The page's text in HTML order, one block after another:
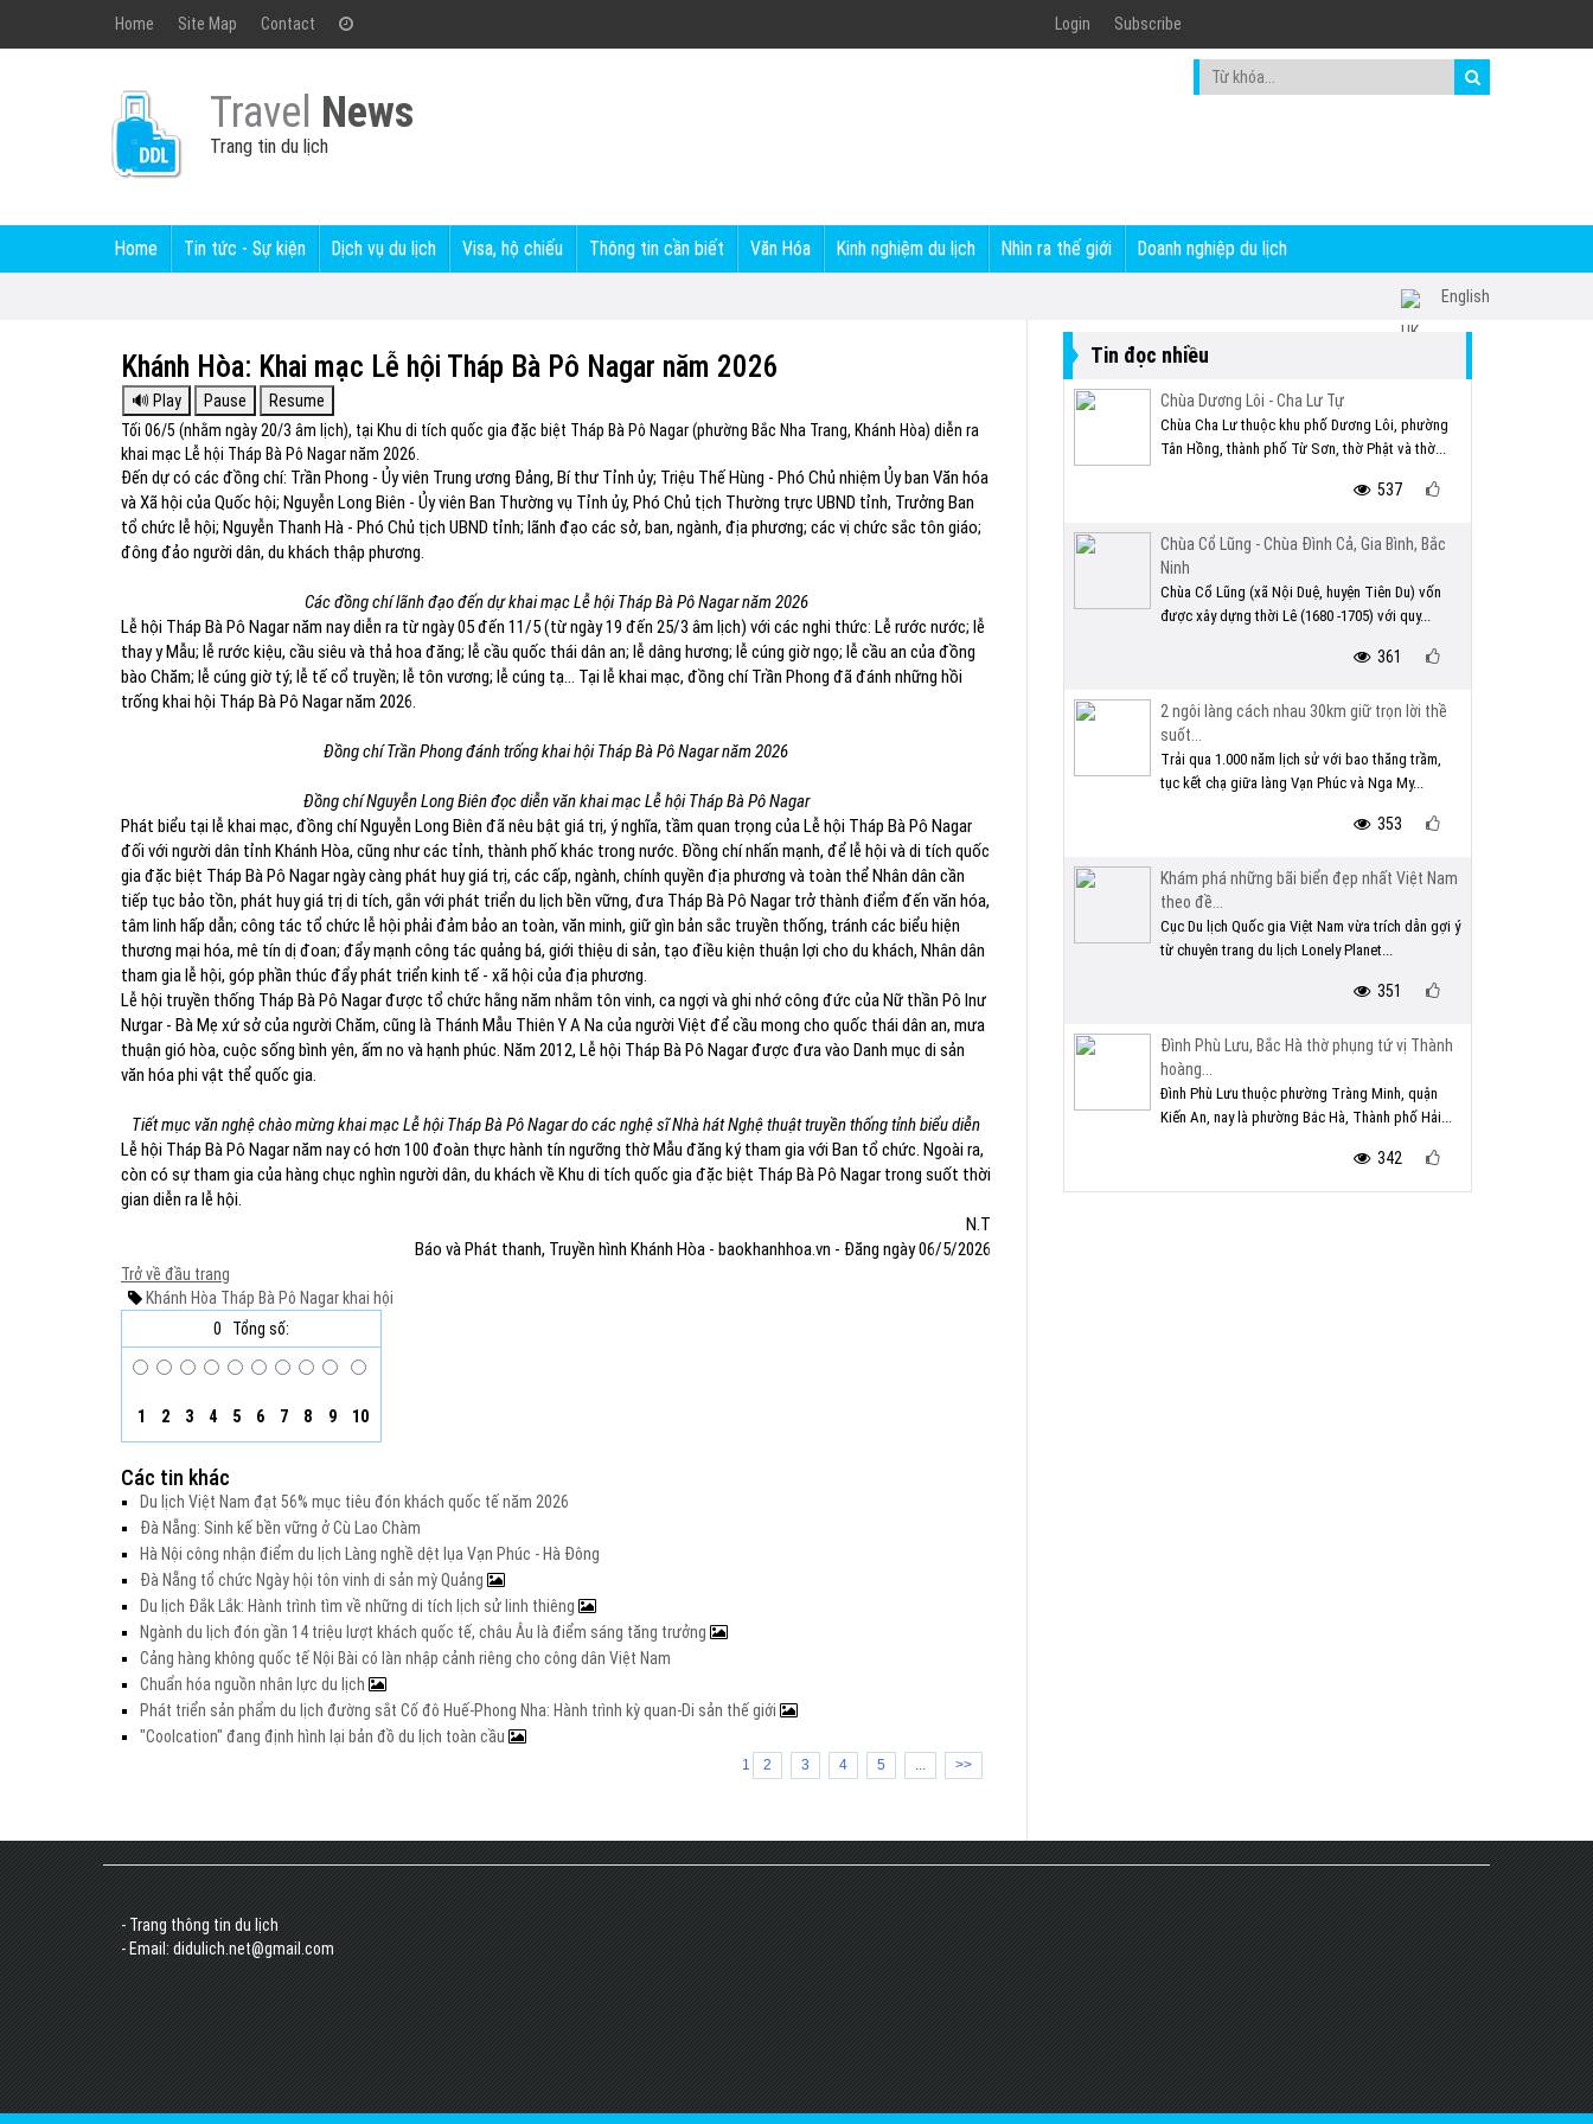
Home Site Map Contact Login Subscribe
Travel News
Trang tin du lịch
Home Tin tức - Sự kiện Dịch vụ du lịch Visa, hộ chiếu Thông tin cần biết Văn Hóa Kinh nghiệm du lịch Nhìn ra thế giới Doanh nghiệp du lịch
English
Khánh Hòa: Khai mạc Lễ hội Tháp Bà Pô Nagar năm 2026
Tối 06/5 (nhằm ngày 20/3 âm lịch), tại Khu di tích quốc gia đặc biệt Tháp Bà Pô Nagar (phường Bắc Nha Trang, Khánh Hòa) diễn ra
khai mạc Lễ hội Tháp Bà Pô Nagar năm 2026.
Đến dự có các đồng chí: Trần Phong - Ủy viên Trung ương Đảng, Bí thư Tỉnh ủy; Triệu Thế Hùng - Phó Chủ nhiệm Ủy ban Văn hóa
và Xã hội của Quốc hội; Nguyễn Long Biên - Ủy viên Ban Thường vụ Tỉnh ủy, Phó Chủ tịch Thường trực UBND tỉnh, Trưởng Ban
tổ chức lễ hội; Nguyễn Thanh Hà - Phó Chủ tịch UBND tỉnh; lãnh đạo các sở, ban, ngành, địa phương; các vị chức sắc tôn giáo;
đông đảo người dân, du khách thập phương.
Các đồng chí lãnh đạo đến dự khai mạc Lễ hội Tháp Bà Pô Nagar năm 2026
Lễ hội Tháp Bà Pô Nagar năm nay diễn ra từ ngày 05 đến 11/5 (từ ngày 19 đến 25/3 âm lịch) với các nghi thức: Lễ rước nước; lễ
thay y Mẫu; lễ rước kiệu, cầu siêu và thả hoa đăng; lễ cầu quốc thái dân an; lễ dâng hương; lễ cúng giờ ngọ; lễ cầu an của đồng
bào Chăm; lễ cúng giờ tý; lễ tế cổ truyền; lễ tôn vương; lễ cúng tạ... Tại lễ khai mạc, đồng chí Trần Phong đã đánh những hồi
trống khai hội Tháp Bà Pô Nagar năm 2026.
Đồng chí Trần Phong đánh trống khai hội Tháp Bà Pô Nagar năm 2026
Đồng chí Nguyễn Long Biên đọc diễn văn khai mạc Lễ hội Tháp Bà Pô Nagar
Phát biểu tại lễ khai mạc, đồng chí Nguyễn Long Biên đã nêu bật giá trị, ý nghĩa, tầm quan trọng của Lễ hội Tháp Bà Pô Nagar
đối với người dân tỉnh Khánh Hòa, cũng như các tỉnh, thành phố khác trong nước. Đồng chí nhấn mạnh, để lễ hội và di tích quốc
gia đặc biệt Tháp Bà Pô Nagar ngày càng phát huy giá trị, các cấp, ngành, chính quyền địa phương và toàn thể Nhân dân cần
tiếp tục bảo tồn, phát huy giá trị di tích, gắn với phát triển du lịch bền vững, đưa Tháp Bà Pô Nagar trở thành điểm đến văn hóa,
tâm linh hấp dẫn; công tác tổ chức lễ hội phải đảm bảo an toàn, văn minh, giữ gìn bản sắc truyền thống, tránh các biểu hiện
thương mại hóa, mê tín dị đoan; đẩy mạnh công tác quảng bá, giới thiệu di sản, tạo điều kiện thuận lợi cho du khách, Nhân dân
tham gia lễ hội, góp phần thúc đẩy phát triển kinh tế - xã hội của địa phương.
Lễ hội truyền thống Tháp Bà Pô Nagar được tổ chức hằng năm nhằm tôn vinh, ca ngợi và ghi nhớ công đức của Nữ thần Pô Inư
Nưgar - Bà Mẹ xứ sở của người Chăm, cũng là Thánh Mẫu Thiên Y A Na của người Việt để cầu mong cho quốc thái dân an, mưa
thuận gió hòa, cuộc sống bình yên, ấm no và hạnh phúc. Năm 2012, Lễ hội Tháp Bà Pô Nagar được đưa vào Danh mục di sản
văn hóa phi vật thể quốc gia.
Tiết mục văn nghệ chào mừng khai mạc Lễ hội Tháp Bà Pô Nagar do các nghệ sĩ Nhà hát Nghệ thuật truyền thống tỉnh biểu diễn
Lễ hội Tháp Bà Pô Nagar năm nay có hơn 100 đoàn thực hành tín ngưỡng thờ Mẫu đăng ký tham gia với Ban tổ chức. Ngoài ra,
còn có sự tham gia của hàng chục nghìn người dân, du khách về Khu di tích quốc gia đặc biệt Tháp Bà Pô Nagar trong suốt thời
gian diễn ra lễ hội.
N.T
Báo và Phát thanh, Truyền hình Khánh Hòa - baokhanhhoa.vn - Đăng ngày 06/5/2026
Trở về đầu trang
Khánh Hòa Tháp Bà Pô Nagar khai hội
0
Tổng số:
1 2 3 4 5 6 7 8 9 10
Các tin khác
Du lịch Việt Nam đạt 56% mục tiêu đón khách quốc tế năm 2026
Đà Nẵng: Sinh kế bền vững ở Cù Lao Chàm
Hà Nội công nhận điểm du lịch Làng nghề dệt lụa Vạn Phúc - Hà Đông
Đà Nẵng tổ chức Ngày hội tôn vinh di sản mỳ Quảng
Du lịch Đắk Lắk: Hành trình tìm về những di tích lịch sử linh thiêng
Ngành du lịch đón gần 14 triệu lượt khách quốc tế, châu Âu là điểm sáng tăng trưởng
Cảng hàng không quốc tế Nội Bài có làn nhập cảnh riêng cho công dân Việt Nam
Chuẩn hóa nguồn nhân lực du lịch
Phát triển sản phẩm du lịch đường sắt Cố đô Huế-Phong Nha: Hành trình kỳ quan-Di sản thế giới
"Coolcation" đang định hình lại bản đồ du lịch toàn cầu
1 2 3 4 5 ... >>
Tin đọc nhiều
Chùa Dương Lôi - Cha Lư Tự
Chùa Cha Lư thuộc khu phố Dương Lôi, phường
Tân Hồng, thành phố Từ Sơn, thờ Phật và thờ...
537
Chùa Cổ Lũng - Chùa Đình Cả, Gia Bình, Bắc
Ninh
Chùa Cổ Lũng (xã Nội Duệ, huyện Tiên Du) vốn
được xây dựng thời Lê (1680 -1705) với quy...
361
2 ngôi làng cách nhau 30km giữ trọn lời thề
suốt...
Trải qua 1.000 năm lịch sử với bao thăng trầm,
tục kết chạ giữa làng Vạn Phúc và Nga My...
353
Khám phá những bãi biển đẹp nhất Việt Nam
theo đề...
Cục Du lịch Quốc gia Việt Nam vừa trích dẫn gợi ý
từ chuyên trang du lịch Lonely Planet...
351
Đình Phù Lưu, Bắc Hà thờ phụng tứ vị Thành
hoàng...
Đình Phù Lưu thuộc phường Tràng Minh, quận
Kiến An, nay là phường Bắc Hà, Thành phố Hải...
342
- Trang thông tin du lịch
- Email: didulich.net@gmail.com